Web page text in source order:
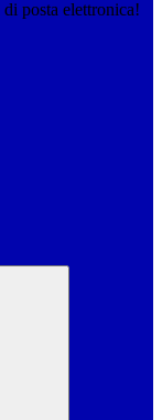
posta elettronica!